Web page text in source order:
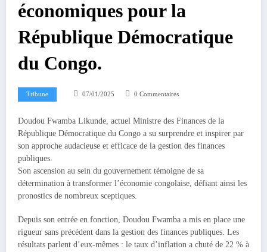
économiques pour la
République Démocratique
du Congo.
Tribune 07/01/2025 0 Commentaires
Doudou Fwamba Likunde, actuel Ministre des Finances de la
République Démocratique du Congo a su surprendre et inspirer par
son approche audacieuse et efficace de la gestion des finances
publiques.
Son ascension au sein du gouvernement témoigne de sa
détermination à transformer l’économie congolaise, défiant ainsi les
pronostics de nombreux sceptiques.
Depuis son entrée en fonction, Doudou Fwamba a mis en place une
rigueur sans précédent dans la gestion des finances publiques. Les
résultats parlent d’eux-mêmes : le taux d’inflation a chuté de 22 % à